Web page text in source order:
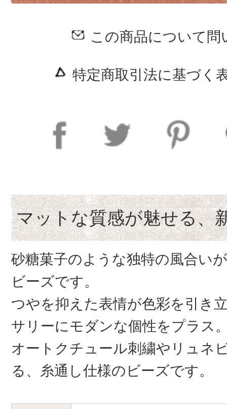
この商品について問
特定商取引法に基づく
マットな質感が魅せる、
砂糖菓子のような独特の風合い
ビーズです。
つやを抑えた表情が色彩を引き
サリーにモダンな個性をプラス
オートクチュール刺繍やリュネ
る、糸通し仕様のビーズです。